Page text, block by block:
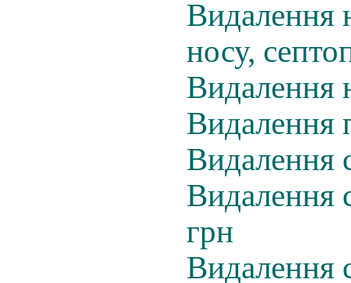
Видалення
носу,
Видалення
Видалення
Видалення
Видалення
грн
Видалення